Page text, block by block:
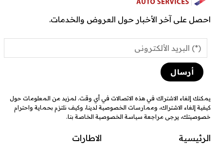
احصل على آخر الأخبار حول العروض والخدمات.
يمكنك إلغاء الاشتراك في هذه الاتصالات في أي وقت. لمزيد من المعلومات حول
كيفية إلغاء الاشتراك، وممارسات الخصوصية لدينا، وكيف نلتزم بحماية واحترام
خصوصيتك، يرجى مراجعة سياسة الخصوصية الخاصة بنا.
الرئيسية
الاطارات